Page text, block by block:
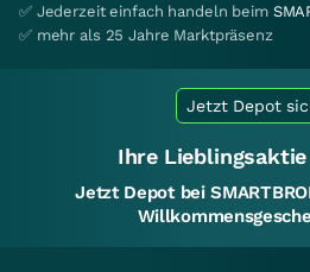
✅ Jederzeit einfach handeln beim
✅ mehr als 25 Jahre Marktpräsenz
Jetzt Depot
Ihre
Jetzt Depot bei